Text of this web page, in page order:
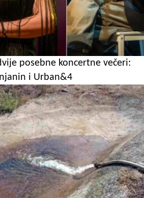
posebne koncertne večeri:
i Urban&4